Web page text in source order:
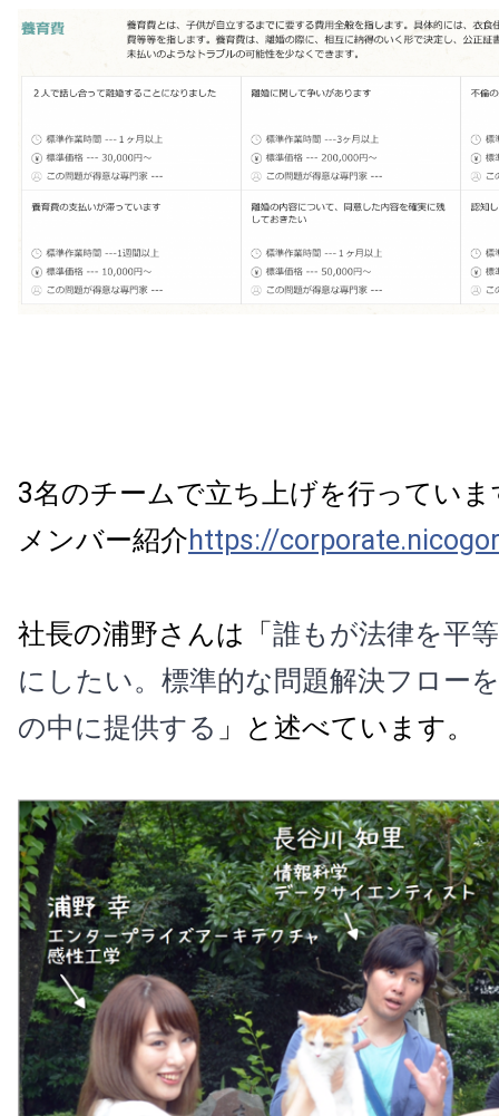
3名のチームで立ち上げを行っていま
メンバー紹介https://
社長の浦野さんは「 誰もが法律を平
にしたい。標準的な問題解決フロー
の中に提供する 」と述べています。